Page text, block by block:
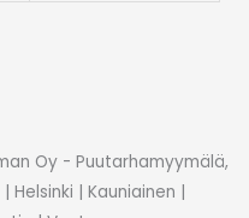
Oy - Puutarhamyymälä,
Helsinki | Kauniainen |